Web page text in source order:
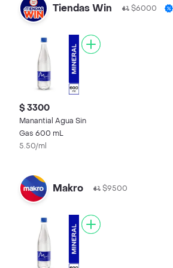
Tiendas Win $6000
$ 3300
Manantial Agua Sin
Gas 600 mL
5.50/ml
Makro $9500